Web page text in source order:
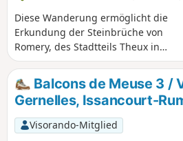
Diese Wanderung ermöglicht die
Erkundung der Steinbrüche von
Romery, des Stadtteils Theux in
Charleville-Mézières und eines
zukünftigen „Voie Verte“, einem
Programm zur Gestaltung der
Sie lässt sich mit der vorherigen
Wanderung ab Ville-sur-Lumes
verbinden.
Balcons de Meuse 3 /
Gernelles, Issancourt-
Visorando-Mitglied